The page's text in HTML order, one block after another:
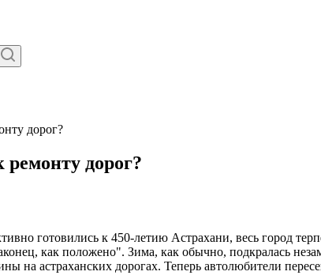
дорог?
ремонту дорог?
готовились к 450-летию Астрахани, весь город
как положено". Зима, как обычно, подкралась
на астраханских дорогах. Теперь автолюбители